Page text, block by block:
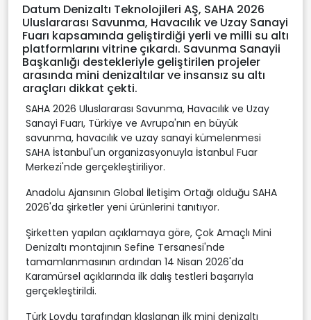
Datum Denizaltı Teknolojileri AŞ, SAHA 2026
Uluslararası Savunma, Havacılık ve Uzay Sanayi
Fuarı kapsamında geliştirdiği yerli ve milli su altı
platformlarını vitrine çıkardı. Savunma Sanayii
Başkanlığı destekleriyle geliştirilen projeler
arasında mini denizaltılar ve insansız su altı
araçları dikkat çekti.
SAHA 2026 Uluslararası Savunma, Havacılık ve Uzay
Sanayi Fuarı, Türkiye ve Avrupa'nın en büyük
savunma, havacılık ve uzay sanayi kümelenmesi
SAHA İstanbul'un organizasyonuyla İstanbul Fuar
Merkezi'nde gerçekleştiriliyor.
Anadolu Ajansının Global İletişim Ortağı olduğu SAHA
2026'da şirketler yeni ürünlerini tanıtıyor.
Şirketten yapılan açıklamaya göre, Çok Amaçlı Mini
Denizaltı montajının Sefine Tersanesi'nde
tamamlanmasının ardından 14 Nisan 2026'da
Karamürsel açıklarında ilk dalış testleri başarıyla
gerçekleştirildi.
Türk Loydu tarafından klaslanan ilk mini denizaltı